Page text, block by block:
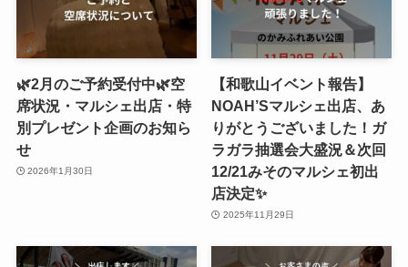
🌿2月のご予約受付中🌿空
席状況・マルシェ出店・特
別プレゼント企画のお知ら
せ
2026年1月30日
【和歌山イベント報告】
NOAH’Sマルシェ出店、あ
りがとうございました！ガ
ラガラ抽選会大盛況＆次回
12/21みそのマルシェ初出
店決定✨
2025年11月29日